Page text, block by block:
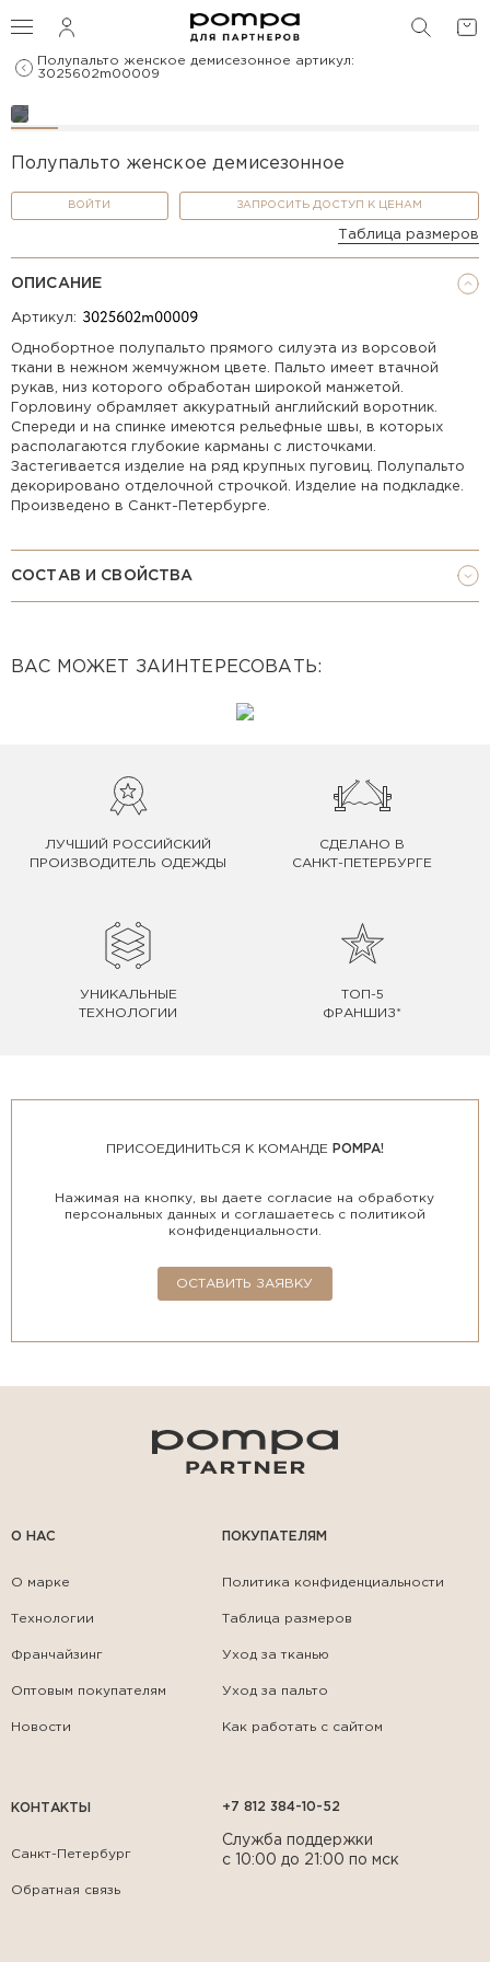
Полупальто женское демисезонное артикул:
3025602m00009
Полупальто женское демисезонное
ВОЙТИ ЗАПРОСИТЬ ДОСТУП К ЦЕНАМ
Таблица размеров
ОПИСАНИЕ
Артикул:
Однобортное полупальто прямого силуэта из ворсовой
ткани в нежном жемчужном цвете. Пальто имеет втачной
рукав, низ которого обработан широкой манжетой.
Горловину обрамляет аккуратный английский воротник.
Спереди и на спинке имеются рельефные швы, в которых
располагаются глубокие карманы с листочками.
Застегивается изделие на ряд крупных пуговиц. Полупальто
декорировано отделочной строчкой. Изделие на подкладке.
Произведено в Санкт-Петербурге.
СОСТАВ И СВОЙСТВА
ВАС МОЖЕТ ЗАИНТЕРЕСОВАТЬ:
ЛУЧШИЙ РОССИЙСКИЙ
ПРОИЗВОДИТЕЛЬ ОДЕЖДЫ
СДЕЛАНО В
САНКТ-ПЕТЕРБУРГЕ
УНИКАЛЬНЫЕ
ТЕХНОЛОГИИ
ТОП-5
ФРАНШИЗ*
О НАС
О марке
Технологии
Франчайзинг
Оптовым покупателям
Новости
ПОКУПАТЕЛЯМ
Политика конфиденциальности
Таблица размеров
Уход за тканью
Уход за пальто
Как работать с сайтом
КОНТАКТЫ
Санкт-Петербург
Обратная связь
ПРИСОЕДИНИТЬСЯ К КОМАНДЕ POMPA!
Нажимая на кнопку, вы даете согласие на обработку
персональных данных и соглашаетесь с политикой
конфиденциальности.
ОСТАВИТЬ ЗАЯВКУ
+7 812 384-10-52
Служба поддержки
с 10:00 до 21:00 по мск